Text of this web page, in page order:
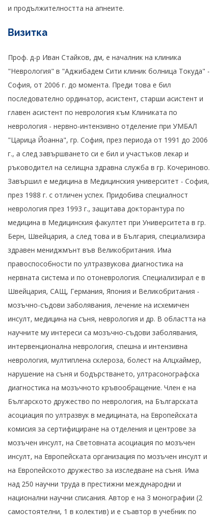
и продължителността на апнеите.
Визитка
Проф. д-р Иван Стайков, дм, е началник на клиника
"Неврология" в "Аджибадем Сити клиник болница Токуда" -
София, от 2006 г. до момента. Преди това е бил
последователно ординатор, асистент, старши асистент и
главен асистент по неврология към Клиниката по
неврология - нервно-интензивно отделение при УМБАЛ
"Царица Йоанна", гр. София, през периода от 1991 до 2006
г., а след завършването си е бил и участъков лекар и
ръководител на селищна здравна служба в гр. Кочериново.
Завършил е медицина в Медицинския университет - София,
през 1988 г. с отличен успех. Придобива специалност
неврология през 1993 г., защитава докторантура по
медицина в Медицинския факултет при Университета в гр.
Берн, Швейцария, а след това и в България, специализира
здравен мениджмънт във Великобритания. Има
правоспособности по ултразвукова диагностика на
нервната система и по отоневрология. Специализирал е в
Швейцария, САЩ, Германия, Япония и Великобритания -
мозъчно-съдови заболявания, лечение на исхемичен
инсулт, медицина на съня, неврология и др. В областта на
научните му интереси са мозъчно-съдови заболявания,
интервенционална неврология, спешна и интензивна
неврология, мултиплена склероза, болест на Алцхаймер,
нарушение на съня и бодърстването, ултрасонографска
диагностика на мозъчното кръвообращение. Член е на
Българското дружество по неврология, на Българската
асоциация по ултразвук в медицината, на Европейската
комисия за сертифициране на отделения и центрове за
мозъчен инсулт, на Световната асоциация по мозъчен
инсулт, на Европейската организация по мозъчен инсулт и
на Европейското дружество за изследване на съня. Има
над 250 научни труда в престижни международни и
национални научни списания. Автор е на 3 монографии (2
самостоятелни, 1 в колектив) и е съавтор в учебник по